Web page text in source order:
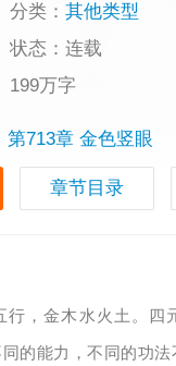
分类：其他类型
状态：连载
199万字
第713章 金色竖眼
章节目录
行，金木水火土。四
的能力，不同的功法